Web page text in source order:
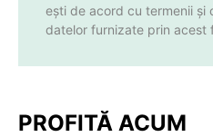
ești de acord cu termenii și
datelor furnizate prin acest
PROFITĂ ACUM